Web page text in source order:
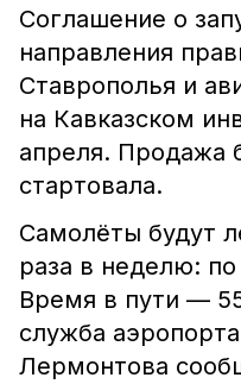
Соглашение о
направления
Ставрополья и
на Кавказском
апреля. Продажа
стартовала.
Самолёты будут
раза в неделю:
Время в пути —
служба
Лермонтова